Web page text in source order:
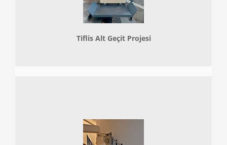
Tiflis Alt Geçit Projesi